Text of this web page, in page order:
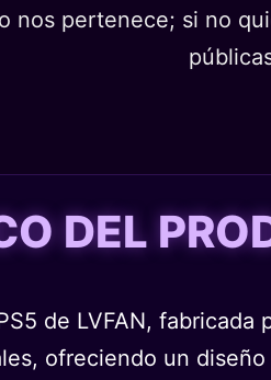
nos pertenece; si no
DEL
de LVFAN,
ofreciendo un